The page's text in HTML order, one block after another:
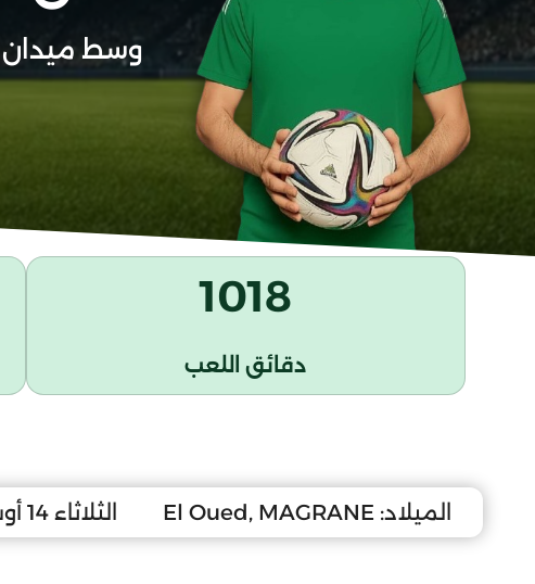
وسط
1018
دقائق اللعب
الميلاد: El Oued, MAGRANE الثلاثاء 14 أوت 2007